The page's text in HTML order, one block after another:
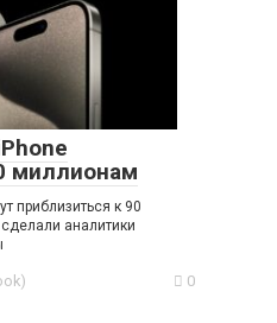
миллионам
приблизиться к 90
аналитики
0